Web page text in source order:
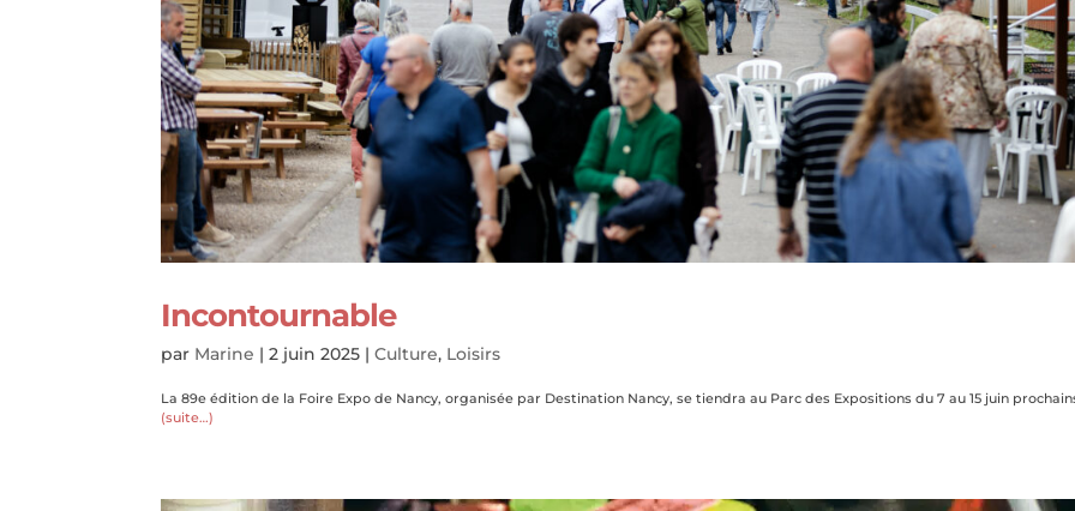
Incontournable
par Marine |2 juin 2025 |Culture, Loisirs
La 89eédition de la Foire Expo de Nancy, organisée par Destination Nancy, se tiendra au Parc des Expositions du 7 au 15 juin
(suite…)